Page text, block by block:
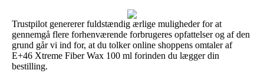
Trustpilot genererer fuldstændig ærlige muligheder for at
gennemgå flere forhenværende forbrugeres opfattelser og af den
grund går vi ind for, at du tolker online shoppens omtaler af
E+46 Xtreme Fiber Wax 100 ml forinden du lægger din
bestilling.